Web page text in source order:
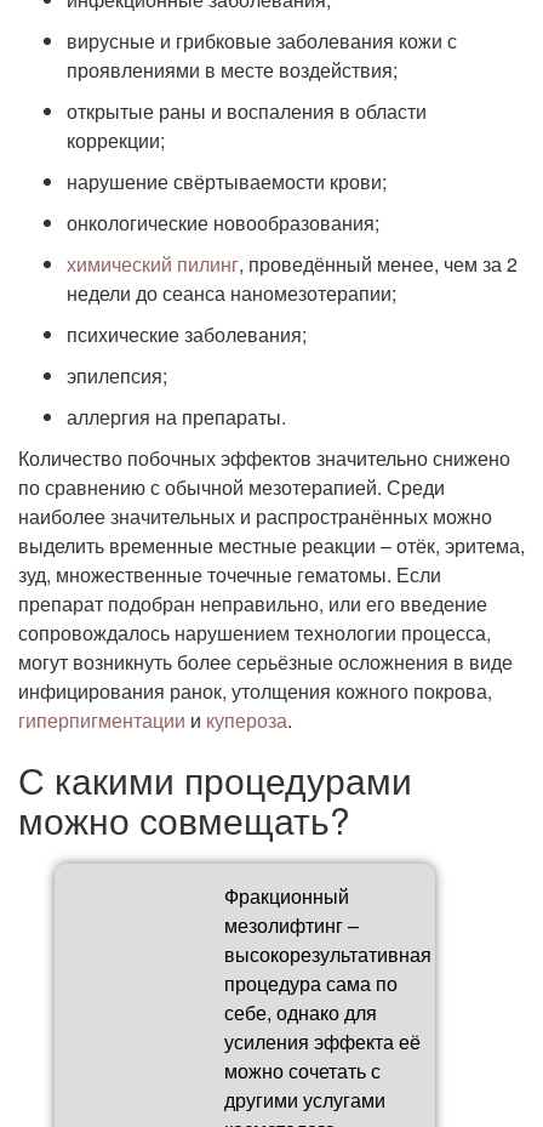
вирусные и грибковые заболевания кожи с
проявлениями в месте воздействия;
открытые раны и воспаления в области
коррекции;
нарушение свёртываемости крови;
онкологические новообразования;
химический пилинг, проведённый менее, чем за 2
недели до сеанса наномезотерапии;
психические заболевания;
эпилепсия;
аллергия на препараты.
Количество побочных эффектов значительно снижено
по сравнению с обычной мезотерапией. Среди
наиболее значительных и распространённых можно
выделить временные местные реакции – отёк, эритема,
зуд, множественные точечные гематомы. Если
препарат подобран неправильно, или его введение
сопровождалось нарушением технологии процесса,
могут возникнуть более серьёзные осложнения в виде
инфицирования ранок, утолщения кожного покрова,
гиперпигментации и купероза.
С какими процедурами
можно совмещать?
Фракционный
мезолифтинг –
высокорезультативная
процедура сама по
себе, однако для
усиления эффекта её
можно сочетать с
другими услугами